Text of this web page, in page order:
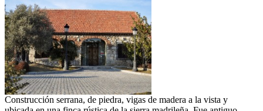
Construcción serrana, de piedra, vigas de madera a la vista y